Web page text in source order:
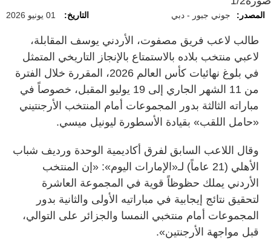
المصدر: جوني جبور - دبي التاريخ: 01 يونيو 2026
طالب لاعب فريق مصفوت، الأردني يوسف المقابلة،
لاعبي منتخب بلاده بالاستمتاع بالإنجاز التاريخي المتمثل
في بلوغ نهائيات كأس العالم 2026، المقررة خلال الفترة
من 11 الشهر الجاري إلى 19 يوليو المقبل، خصوصاً في
مباراته الثالثة بدور المجموعات أمام المنتخب الأرجنتيني
«حامل اللقب» بقيادة الأسطورة ليونيل ميسي.
وقال اللاعب السابق لفرق أكاديمية الوحدة ورديف شباب
الأهلي (21 عاماً) لـ«الإمارات اليوم»: «إن المنتخب
الأردني يملك حظوظاً قوية في المجموعة العاشرة
لتحقيق نتائج إيجابية في مباراتيه الأولى والثانية بدور
المجموعات أمام منتخبي النمسا والجزائر على التوالي،
قبل مواجهة الأرجنتين».